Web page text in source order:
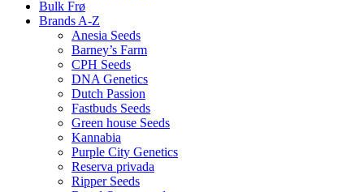
Bulk Frø
Brands A-Z
Anesia Seeds
Barney’s Farm
CPH Seeds
DNA Genetics
Dutch Passion
Fastbuds Seeds
Green house Seeds
Kannabia
Purple City Genetics
Reserva privada
Ripper Seeds